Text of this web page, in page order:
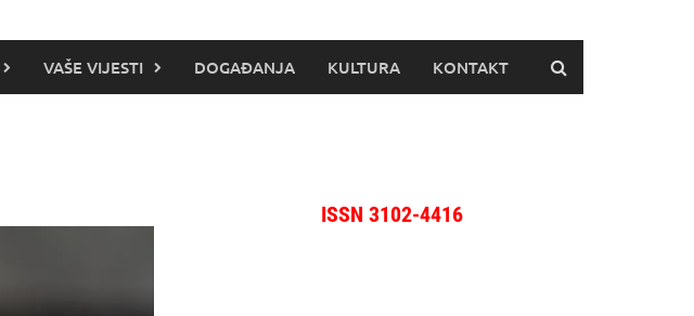
VAŠE VIJESTI DOGAĐANJA KULTURA KONTAKT
ISSN 3102-4416